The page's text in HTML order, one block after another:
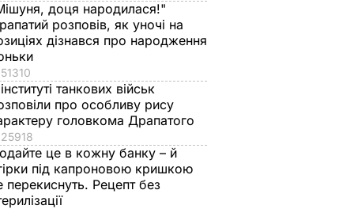
доця народилася!"
розповів, як уночі на
дізнався про народження
51310
танкових військ
про особливу рису
головкома Драпатого
25918
це в кожну банку – й
під капроновою кришкою
перекиснуть. Рецепт без